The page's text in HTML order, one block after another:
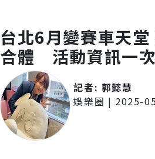
台北6月變賽車天
合體 活動資訊一
記者: 郭懿慧
娛樂圈 | 2025-